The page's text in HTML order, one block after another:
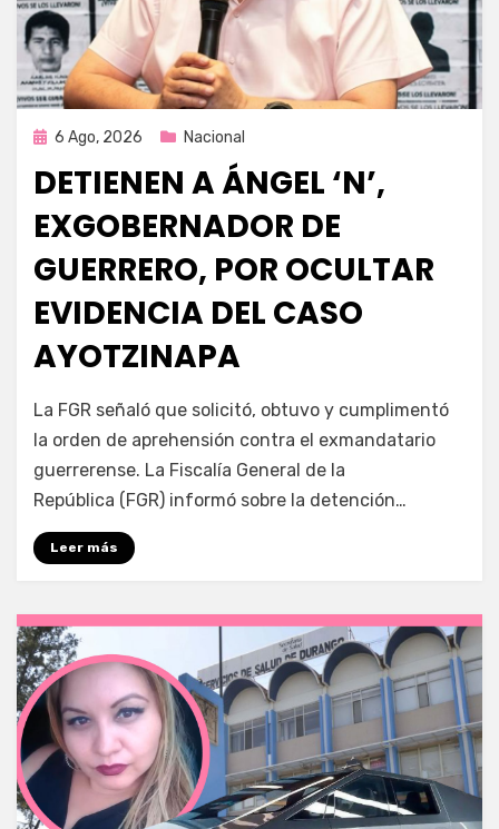
Publicada
6 Ago, 2026 Nacional
DETIENEN A ÁNGEL ‘N’,
EXGOBERNADOR DE
GUERRERO, POR OCULTAR
EVIDENCIA DEL CASO
AYOTZINAPA
porFernando Miranda Servín
La FGR señaló que solicitó, obtuvo y cumplimentó
la orden de aprehensión contra el exmandatario
guerrerense. La Fiscalía General de la
República (FGR) informó sobre la detención…
Leer más